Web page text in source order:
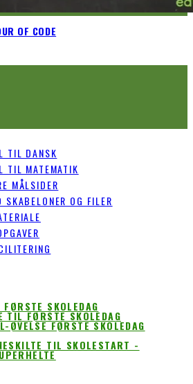
OF CODE
TIL DANSK
TIL MATEMATIK
MÅLSIDER
OG FILER
SKOLEDAG
TIL FØRSTE SKOLEDAG
ØVELSE FØRSTE SKOLEDAG
TIL SKOLESTART -